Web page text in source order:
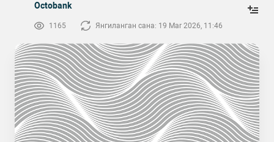
Octobank
1165 Янгиланган сана: 19 Mar 2026, 11:46